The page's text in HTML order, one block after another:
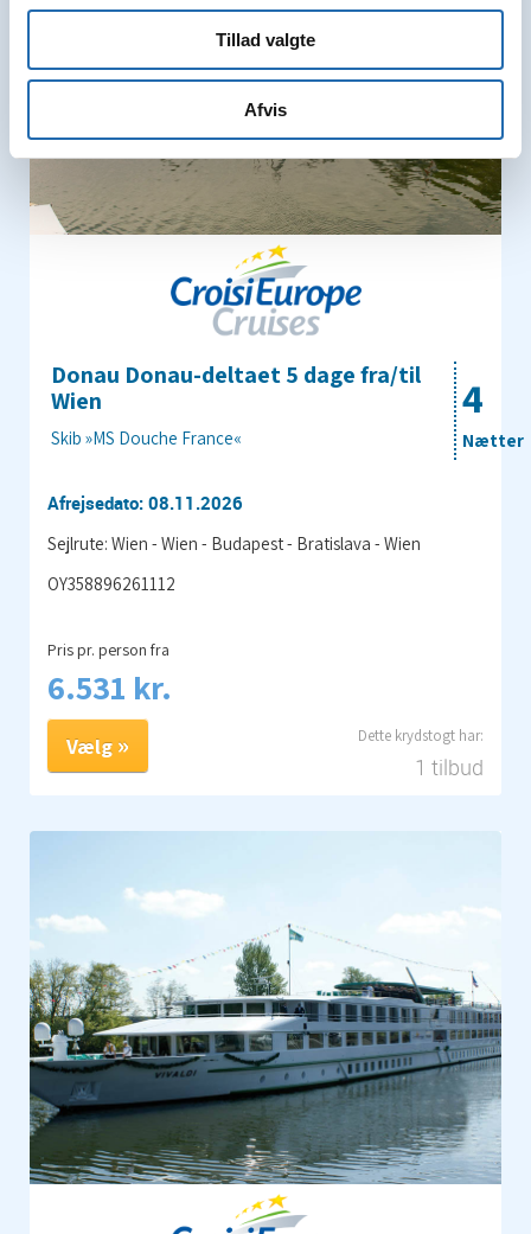
Tillad valgte
Afvis
4
Nætter
Donau Donau-deltaet 5 dage fra/til
Wien
Skib »MS Douche France«
Afrejsedato: 08.11.2026
Sejlrute: Wien - Wien - Budapest - Bratislava - Wien
OY358896261112
Pris pr. person fra
6.531 kr.
1 tilbud
Vælg